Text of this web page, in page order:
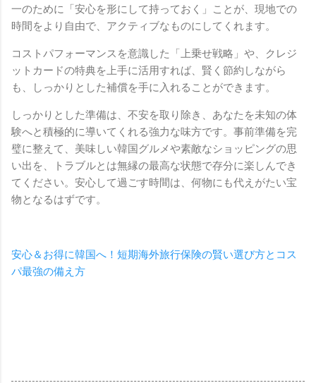
一のために「安心を形にして持っておく」ことが、現地での
時間をより自由で、アクティブなものにしてくれます。
コストパフォーマンスを意識した「上乗せ戦略」や、クレジ
ットカードの特典を上手に活用すれば、賢く節約しながら
も、しっかりとした補償を手に入れることができます。
しっかりとした準備は、不安を取り除き、あなたを未知の体
験へと積極的に導いてくれる強力な味方です。事前準備を完
璧に整えて、美味しい韓国グルメや素敵なショッピングの思
い出を、トラブルとは無縁の最高な状態で存分に楽しんでき
てください。安心して過ごす時間は、何物にも代えがたい宝
物となるはずです。
安心＆お得に韓国へ！短期海外旅行保険の賢い選び方とコス
パ最強の備え方